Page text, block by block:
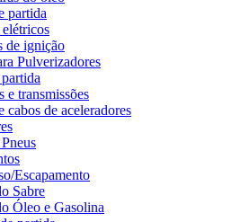
partida
de ignição
Pulverizadores
e transmissões
cabos de aceleradores
Escapamento
Sabre
Óleo e Gasolina